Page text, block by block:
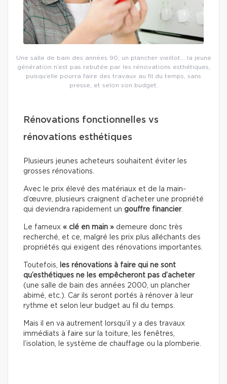
Une salle de bain des années 90, un plancher vieillot… la jeune
génération n’est pas rebutée par les rénovations esthétiques,
puisqu’elle pourra faire des travaux au fil du temps, sans
presse, et selon son budget.
Rénovations fonctionnelles vs
rénovations esthétiques
Plusieurs jeunes acheteurs souhaitent éviter les
grosses rénovations.
Avec le prix élevé des matériaux et de la main-
d’œuvre, plusieurs craignent d’acheter une propriété
qui deviendra rapidement un gouffre financier.
Le fameux « clé en main » demeure donc très
recherché, et ce, malgré les prix plus alléchants des
propriétés qui exigent des rénovations importantes.
Toutefois,
les rénovations à faire qui ne sont
qu’esthétiques ne les empêcheront pas d’acheter
(une salle de bain des années 2000, un plancher
abimé, etc.). Car ils seront portés à rénover à leur
rythme et selon leur budget au fil du temps.
Mais il en va autrement lorsqu’il y a des travaux
immédiats à faire sur la toiture, les fenêtres,
l’isolation, le système de chauffage ou la plomberie.